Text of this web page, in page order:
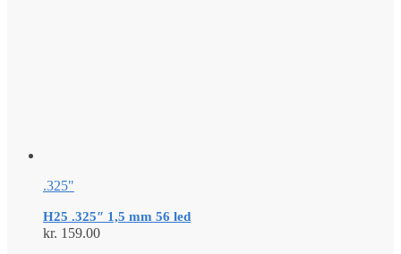
.325"
H25 .325″ 1,5 mm 56 led
kr. 159.00